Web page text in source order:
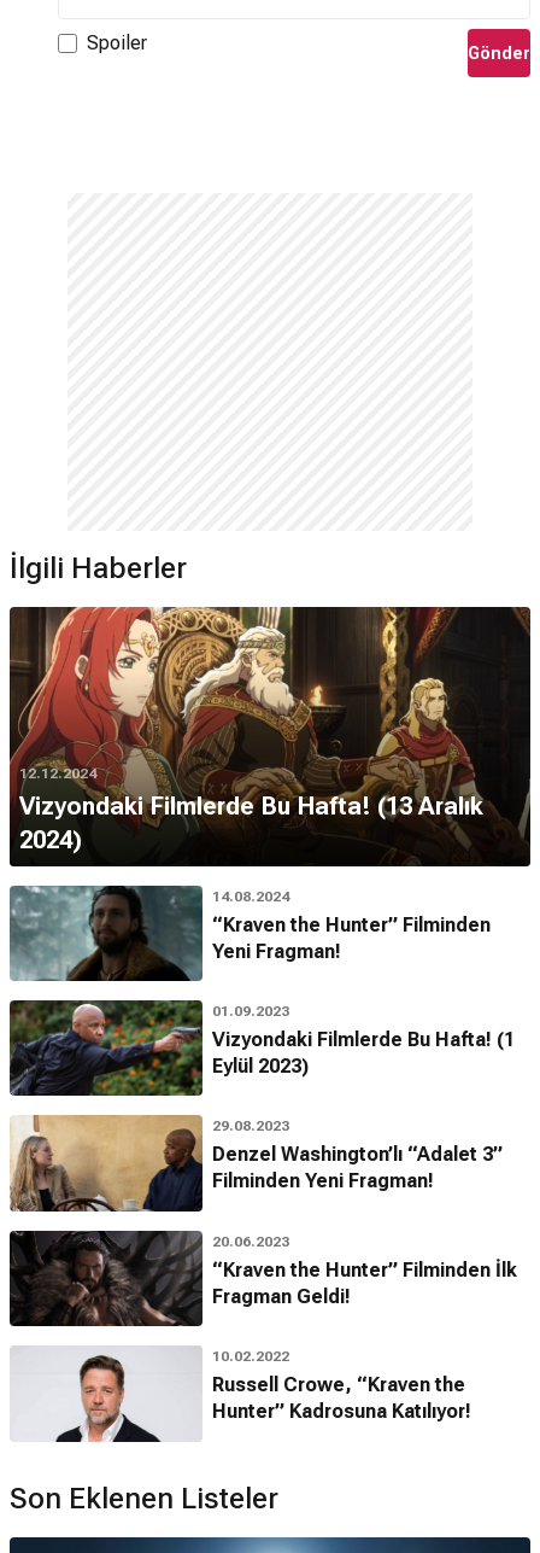
Spoiler Gönder
İlgili Haberler
12.12.2024
Vizyondaki Filmlerde Bu Hafta! (13 Aralık
2024)
14.08.2024
“Kraven the Hunter” Filminden
Yeni Fragman!
01.09.2023
Vizyondaki Filmlerde Bu Hafta! (1
Eylül 2023)
29.08.2023
Denzel Washington’lı “Adalet 3”
Filminden Yeni Fragman!
20.06.2023
“Kraven the Hunter” Filminden İlk
Fragman Geldi!
10.02.2022
Russell Crowe, “Kraven the
Hunter” Kadrosuna Katılıyor!
Son Eklenen Listeler